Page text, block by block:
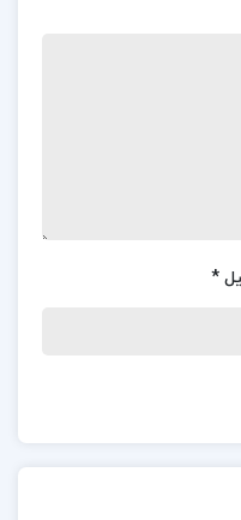
و استانداردهای
*